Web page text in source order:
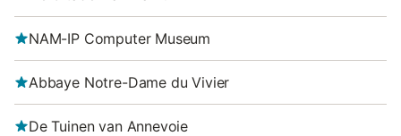
NAM-IP Computer Museum
Abbaye Notre-Dame du Vivier
De Tuinen van Annevoie